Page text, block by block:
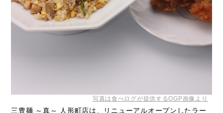
写真は食べログが提供するOGP画像より
三豊麺 ～真～ 人形町店は、リニューアルオープンしたラー